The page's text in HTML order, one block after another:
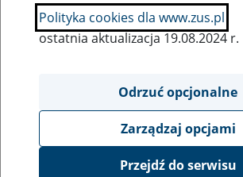
2019-07-4
Polityka cookies dla www.zus.pl
ostatnia aktualizacja 19.08.2024 r.
Odrzuć opcjonalne
Zarządzaj opcjami
Przejdź do serwisu